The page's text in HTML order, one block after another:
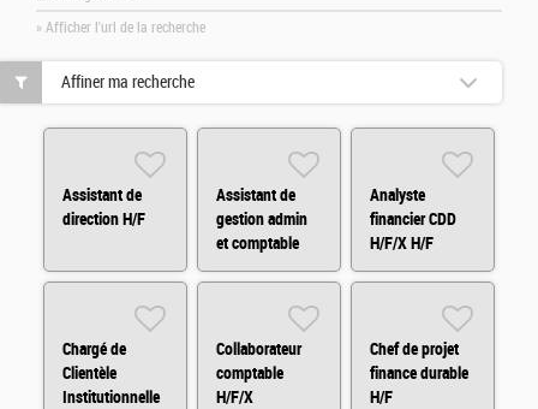
» Afficher l'url de la recherche
Assistant de
direction H/F
Assistant de
gestion admin
et comptable
H/F
Analyste
financier CDD
H/F/X H/F
Chargé de
Clientèle
Institutionnelle
Collaborateur
comptable
H/F/X
Chef de projet
finance durable
H/F
Affiner ma recherche